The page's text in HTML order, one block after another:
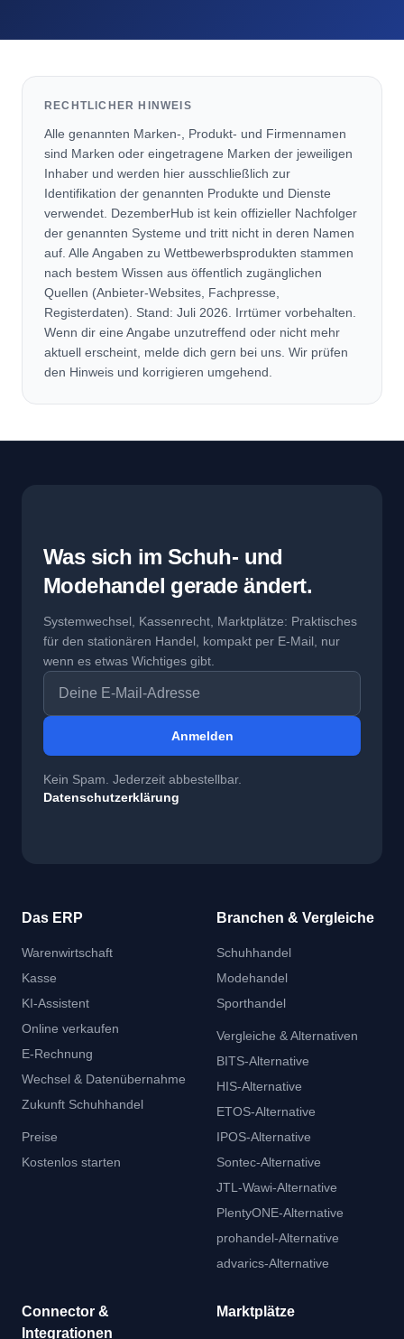
RECHTLICHER HINWEIS
Alle genannten Marken-, Produkt- und Firmennamen
sind Marken oder eingetragene Marken der jeweiligen
Inhaber und werden hier ausschließlich zur
Identifikation der genannten Produkte und Dienste
verwendet. DezemberHub ist kein offizieller Nachfolger
der genannten Systeme und tritt nicht in deren Namen
auf. Alle Angaben zu Wettbewerbsprodukten stammen
nach bestem Wissen aus öffentlich zugänglichen
Quellen (Anbieter-Websites, Fachpresse,
Registerdaten). Stand: Juli 2026. Irrtümer vorbehalten.
Wenn dir eine Angabe unzutreffend oder nicht mehr
aktuell erscheint, melde dich gern bei uns. Wir prüfen
den Hinweis und korrigieren umgehend.
Was sich im Schuh- und
Modehandel gerade ändert.
Systemwechsel, Kassenrecht, Marktplätze: Praktisches
für den stationären Handel, kompakt per E-Mail, nur
wenn es etwas Wichtiges gibt.
E-Mail-Adresse
Anmelden
Kein Spam. Jederzeit abbestellbar.
Datenschutzerklärung
Das ERP
Warenwirtschaft
Kasse
KI-Assistent
Online verkaufen
E-Rechnung
Wechsel & Datenübernahme
Zukunft Schuhhandel
Preise
Kostenlos starten
Branchen & Vergleiche
Schuhhandel
Modehandel
Sporthandel
Vergleiche & Alternativen
BITS-Alternative
HIS-Alternative
ETOS-Alternative
IPOS-Alternative
Sontec-Alternative
JTL-Wawi-Alternative
PlentyONE-Alternative
prohandel-Alternative
advarics-Alternative
Connector &
Integrationen
Marktplätze